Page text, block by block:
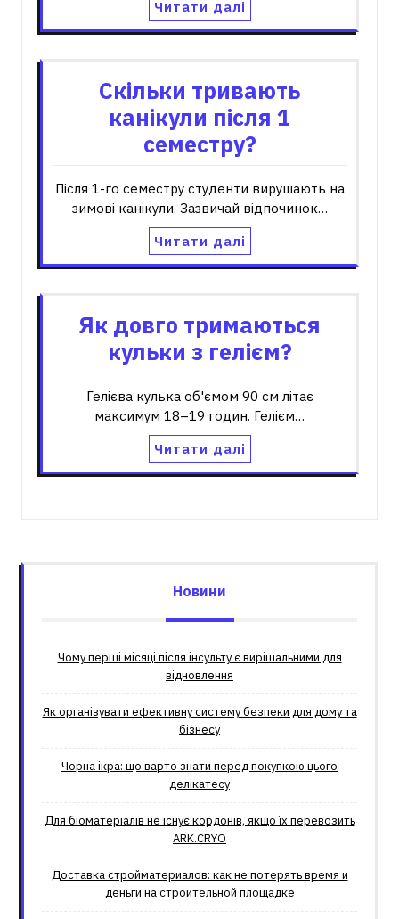
Читати далі
Скільки тривають
канікули після 1
семестру?
Після 1-го семестру студенти вирушають на
зимові канікули. Зазвичай відпочинок…
Читати далі
Як довго тримаються
кульки з гелієм?
Гелієва кулька об'ємом 90 см літає
максимум 18–19 годин. Гелієм…
Читати далі
Новини
Чому перші місяці після інсульту є вирішальними для
відновлення
Як організувати ефективну систему безпеки для дому та
бізнесу
Чорна ікра: що варто знати перед покупкою цього
делікатесу
Для біоматеріалів не існує кордонів, якщо їх перевозить
ARK.CRYO
Доставка стройматериалов: как не потерять время и
деньги на строительной площадке